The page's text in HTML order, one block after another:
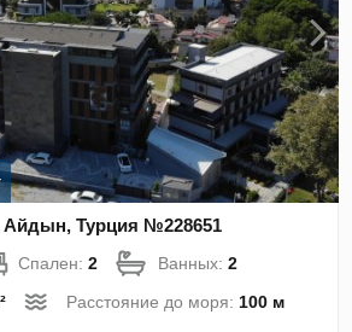
Турция №228651
Спален:2 Ванных:2
Расстояние до моря: 100 м